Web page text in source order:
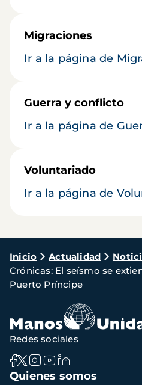
Migraciones
Ir a la página de
Guerra y conflicto
Ir a la página de
Voluntariado
Ir a la página de
Ruta
de
navegación
Inicio Actualidad
Crónicas: El seísmo se
Puerto Príncipe
Navegación
Quienes somos
Redes sociales